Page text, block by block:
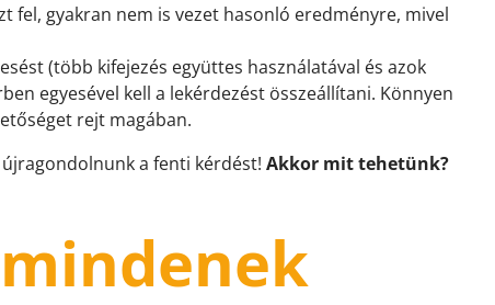
fel, gyakran nem is vezet hasonló eredményre, mivel
(több kifejezés együttes használatával és azok
egyesével kell a lekérdezést összeállítani. Könnyen
rejt magában.
a fenti kérdést! Akkor mit tehetünk?